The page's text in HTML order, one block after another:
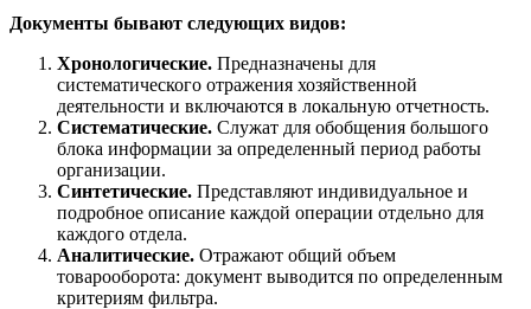
Документы бывают следующих видов:
Хронологические. Предназначены для
систематического отражения хозяйственной
деятельности и включаются в локальную отчетность.
Систематические. Служат для обобщения большого
блока информации за определенный период работы
организации.
Синтетические. Представляют индивидуальное и
подробное описание каждой операции отдельно для
каждого отдела.
Аналитические. Отражают общий объем
товарооборота: документ выводится по определенным
критериям фильтра.